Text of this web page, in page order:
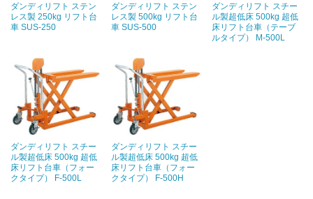
ダンディリフト ステン
レス製 250kg リフト台
車 SUS-250
ダンディリフト ステン
レス製 500kg リフト台
車 SUS-500
ダンディリフト スチー
ル製超低床 500kg 超低
床リフト台車（テーブ
ルタイプ） M-500L
ダンディリフト スチー
ル製超低床 500kg 超低
床リフト台車（フォー
クタイプ） F-500L
ダンディリフト スチー
ル製超低床 500kg 超低
床リフト台車（フォー
クタイプ） F-500H